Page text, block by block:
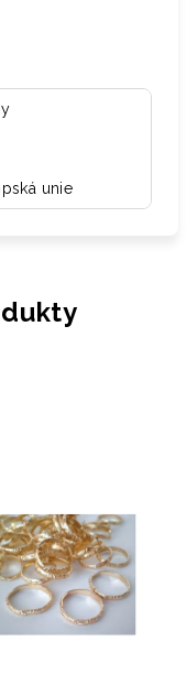
unie